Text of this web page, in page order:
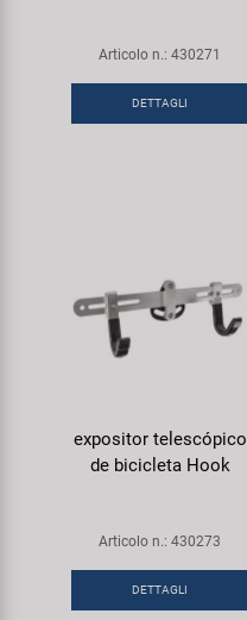
Articolo n.: 430271
DETTAGLI
expositor telescópico
de bicicleta Hook
Articolo n.: 430273
DETTAGLI